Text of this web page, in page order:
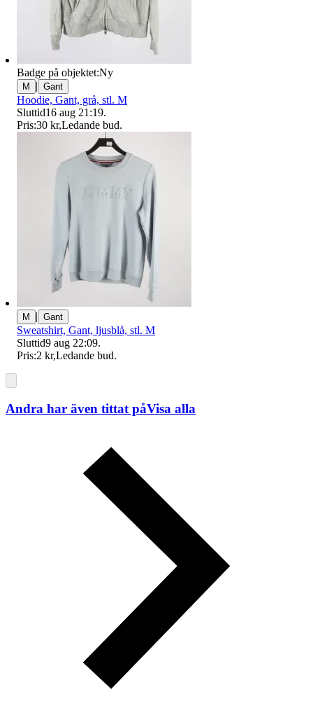
Badge på objektet:Ny
M | Gant
Hoodie, Gant, grå, stl. M
Sluttid16 aug 21:19.
Pris:30 kr,Ledande bud.
M | Gant
Sweatshirt, Gant, ljusblå, stl. M
Sluttid9 aug 22:09.
Pris:2 kr,Ledande bud.
Andra har även tittat påVisa alla